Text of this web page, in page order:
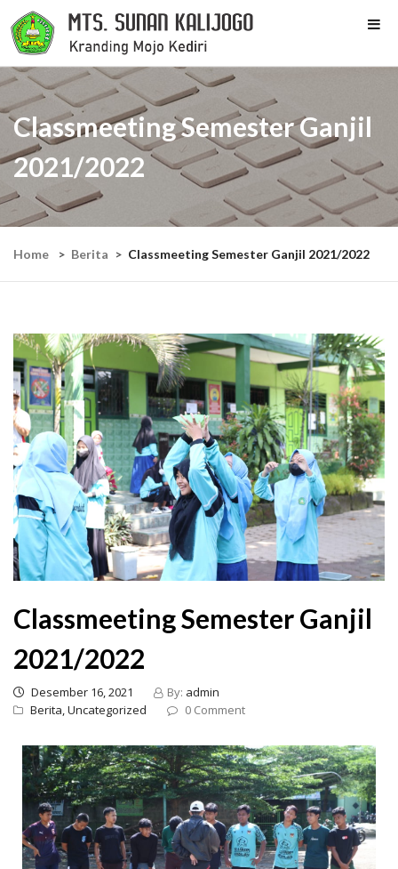
Home Berita Classmeeting Semester Ganjil 2021/2022
Classmeeting Semester Ganjil
2021/2022
Classmeeting Semester Ganjil
2021/2022
Desember 16, 2021 By: admin
Berita,Uncategorized 0 Comment